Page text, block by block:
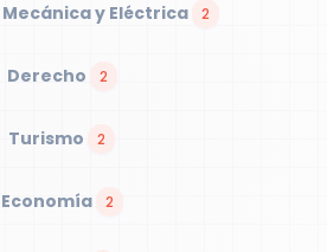
y Eléctrica 2
Derecho 2
Turismo 2
Economía 2